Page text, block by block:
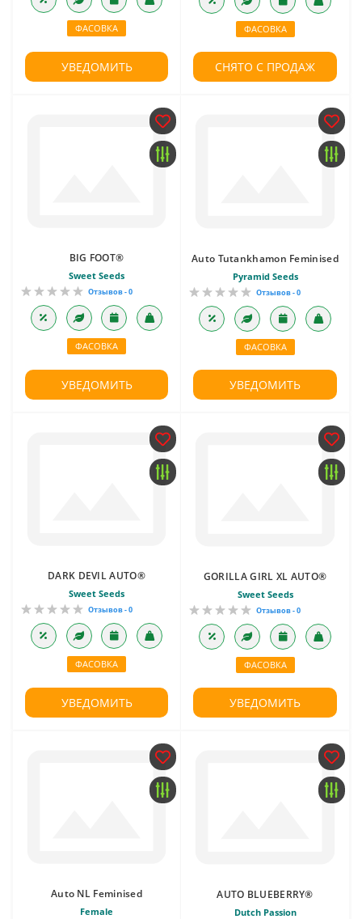
ФАСОВКА
УВЕДОМИТЬ
ФАСОВКА
СНЯТО С ПРОДАЖ
BIG FOOT®
Sweet Seeds
Отзывов - 0
ФАСОВКА
УВЕДОМИТЬ
Auto Tutankhamon Feminised
Pyramid Seeds
Отзывов - 0
ФАСОВКА
УВЕДОМИТЬ
DARK DEVIL AUTO®
Sweet Seeds
Отзывов - 0
ФАСОВКА
УВЕДОМИТЬ
GORILLA GIRL XL AUTO®
Sweet Seeds
Отзывов - 0
ФАСОВКА
УВЕДОМИТЬ
Auto NL Feminised
Female
AUTO BLUEBERRY®
Dutch Passion